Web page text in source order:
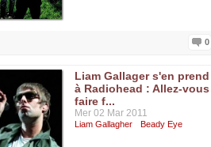
0
Liam Gallager s'en prend
à Radiohead : Allez-vous
faire f...
Mer 02 Mar 2011
Liam Gallagher Beady Eye